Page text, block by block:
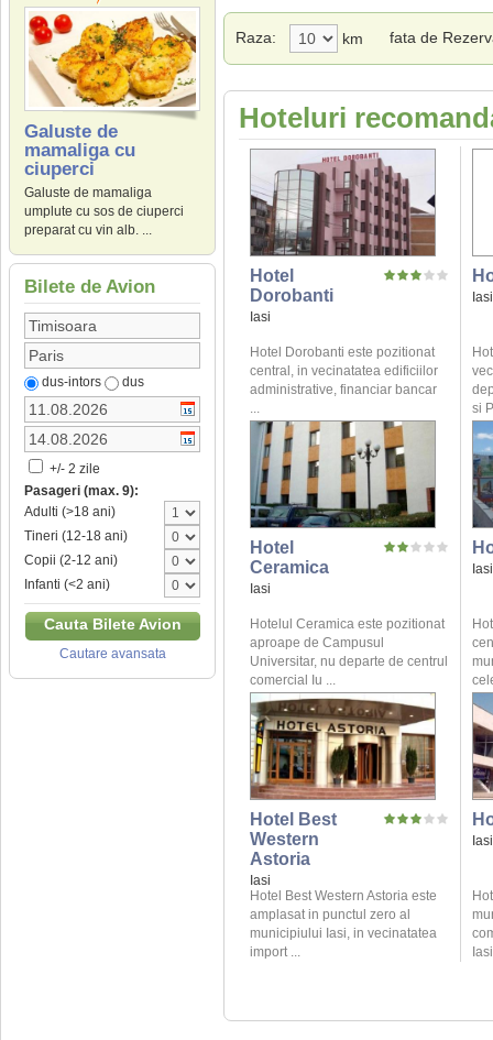
Galuste de
mamaliga cu
ciuperci
Galuste de mamaliga
umplute cu sos de ciuperci
preparat cu vin alb. ...
Bilete de Avion
dus-intors dus
+/- 2 zile
Pasageri (max. 9):
Adulti (>18 ani)
Tineri (12-18 ani)
Copii (2-12 ani)
Infanti (<2 ani)
Cauta Bilete Avion
Cautare avansata
Raza: km fata de
Hoteluri
Hotel
Dorobanti
Iasi
Hotel Dorobanti este pozitionat
central, in vecinatatea edificiilor
administrative, financiar bancar
...
Iasi
si
Hotel
Ceramica
Iasi
Hotelul Ceramica este pozitionat
aproape de Campusul
Universitar, nu departe de centrul
comercial Iu ...
Iasi
Hotel Best
Western
Astoria
Iasi
Hotel Best Western Astoria este
amplasat in punctul zero al
municipiului Iasi, in vecinatatea
import ...
Iasi